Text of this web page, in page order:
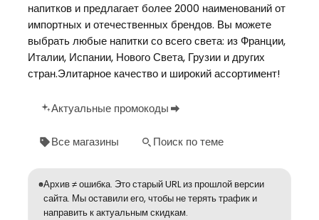
напитков и предлагает более 2000 наименований от
импортных и отечественных брендов. Вы можете
выбрать любые напитки со всего света: из Франции,
Италии, Испании, Нового Света, Грузии и других
стран.Элитарное качество и широкий ассортимент!
Актуальные промокоды
Все магазины Поиск по теме
Архив ≠ ошибка. Это старый URL из прошлой версии
сайта. Мы оставили его, чтобы не терять трафик и
направить к актуальным скидкам.